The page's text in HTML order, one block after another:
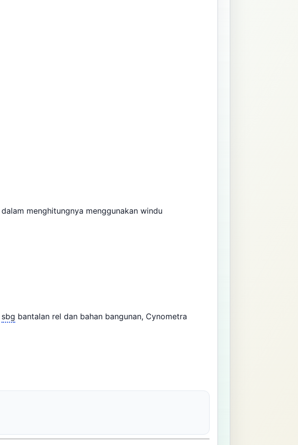
dalam menghitungnya menggunakan windu
sbg bantalan rel dan bahan bangunan, Cynometra